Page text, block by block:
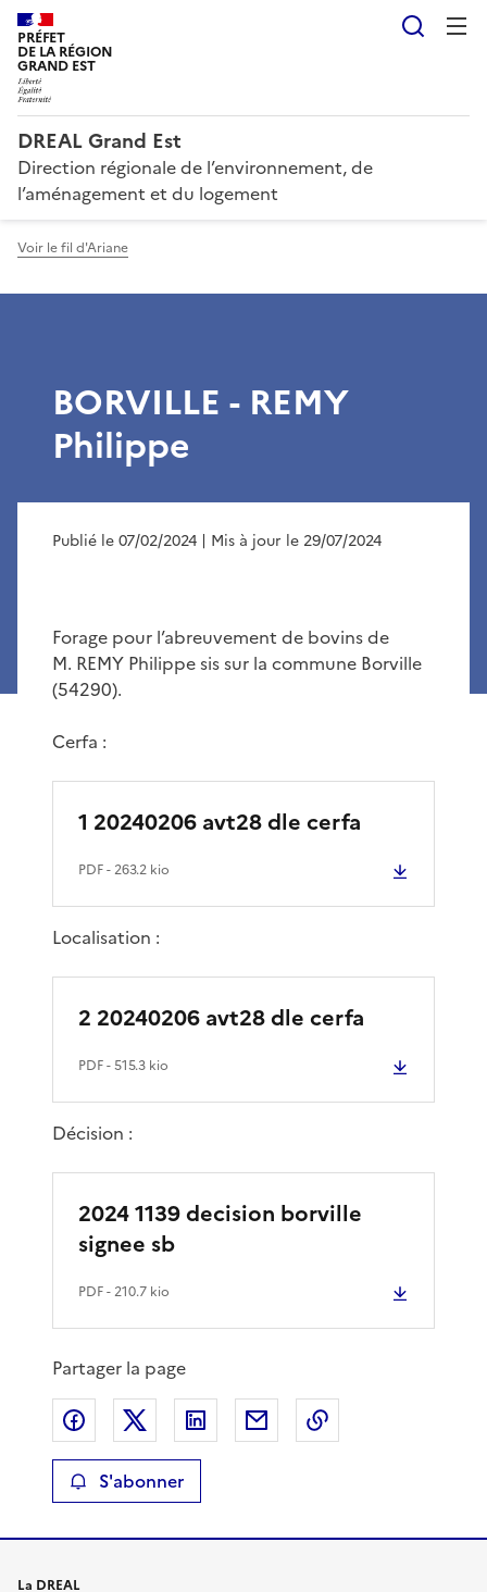
PRÉFET
DE LA RÉGION
GRAND EST
DREAL Grand Est
Direction régionale de l’environnement, de
l’aménagement et du logement
Voir le fil d'Ariane
BORVILLE - REMY
Philippe
Publié le 07/02/2024 | Mis à jour le 29/07/2024
Forage pour l’abreuvement de bovins de
M. REMY Philippe sis sur la commune Borville
(54290).
Cerfa :
1 20240206 avt28 dle cerfa
PDF- 263.2 kio
Localisation :
2 20240206 avt28 dle cerfa
PDF- 515.3 kio
Décision :
2024 1139 decision borville
signee sb
PDF- 210.7 kio
Partager la page
Partager sur Facebook
Partager sur XPartager sur LinkedIn
Partager par email
S'abonner
La DREAL